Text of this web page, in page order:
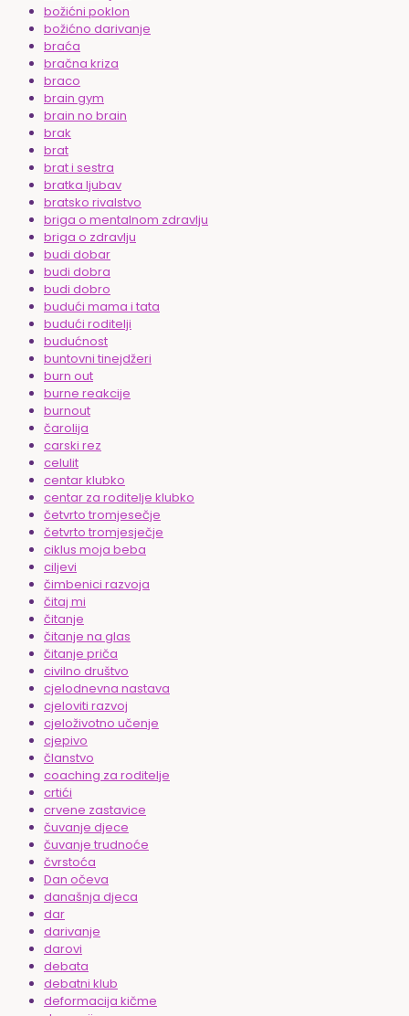
božićni poklon
božićno darivanje
braća
bračna kriza
braco
brain gym
brain no brain
brak
brat
brat i sestra
bratka ljubav
bratsko rivalstvo
briga o mentalnom zdravlju
briga o zdravlju
budi dobar
budi dobra
budi dobro
budući mama i tata
budući roditelji
budućnost
buntovni tinejdžeri
burn out
burne reakcije
burnout
čarolija
carski rez
celulit
centar klubko
centar za roditelje klubko
četvrto tromjesečje
četvrto tromjesječje
ciklus moja beba
ciljevi
čimbenici razvoja
čitaj mi
čitanje
čitanje na glas
čitanje priča
civilno društvo
cjelodnevna nastava
cjeloviti razvoj
cjeloživotno učenje
cjepivo
članstvo
coaching za roditelje
crtići
crvene zastavice
čuvanje djece
čuvanje trudnoće
čvrstoća
Dan očeva
današnja djeca
dar
darivanje
darovi
debata
debatni klub
deformacija kičme